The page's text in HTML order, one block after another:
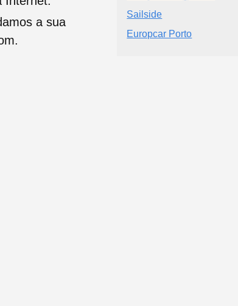
a sua
Sailside
Europcar Porto